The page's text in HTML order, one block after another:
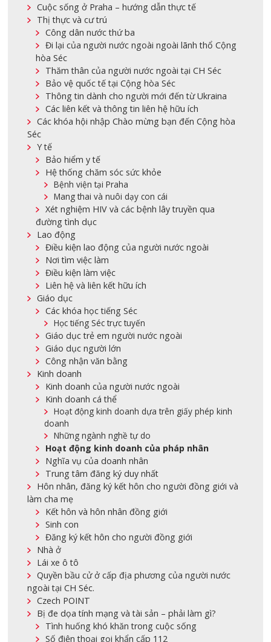
Cuộc sống ở Praha – hướng dẫn thực tế
Thị thực và cư trú
Công dân nước thứ ba
Đi lại của người nước ngoài ngoài lãnh thổ Cộng
hòa Séc
Thăm thân của người nước ngoài tại CH Séc
Bảo vệ quốc tế tại Cộng hòa Séc
Thông tin dành cho người mới đến từ Ukraina
Các liên kết và thông tin liên hệ hữu ích
Các khóa hội nhập Chào mừng bạn đến Cộng hòa
Séc
Y tế
Bảo hiểm y tế
Hệ thống chăm sóc sức khỏe
Bệnh viện tại Praha
Mang thai và nuôi dạy con cái
Xét nghiệm HIV và các bệnh lây truyền qua
đường tình dục
Lao động
Điều kiện lao động của người nước ngoài
Nơi tìm việc làm
Điều kiện làm việc
Liên hệ và liên kết hữu ích
Giáo dục
Các khóa học tiếng Séc
Học tiếng Séc trực tuyến
Giáo dục trẻ em người nước ngoài
Giáo dục người lớn
Công nhận văn bằng
Kinh doanh
Kinh doanh của người nước ngoài
Kinh doanh cá thể
Hoạt động kinh doanh dựa trên giấy phép kinh
doanh
Những ngành nghề tự do
Hoạt động kinh doanh của pháp nhân
Nghĩa vụ của doanh nhân
Trung tâm đăng ký duy nhất
Hôn nhân, đăng ký kết hôn cho người đồng giới và
làm cha mẹ
Kết hôn và hôn nhân đồng giới
Sinh con
Đăng ký kết hôn cho người đồng giới
Nhà ở
Lái xe ô tô
Quyền bầu cử ở cấp địa phương của người nước
ngoài tại CH Séc.
Czech POINT
Bị đe dọa tính mạng và tài sản – phải làm gì?
Tình huống khó khăn trong cuộc sống
Số điện thoại gọi khẩn cấp 112